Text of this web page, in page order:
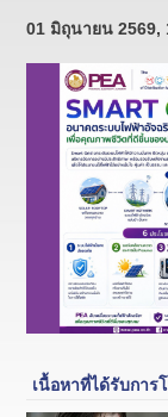
01 มิถุนายน 2569,